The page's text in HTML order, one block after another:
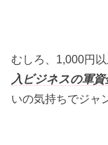
むしろ、1,000円
入ビジネスの軍
いの気持ちでジャ